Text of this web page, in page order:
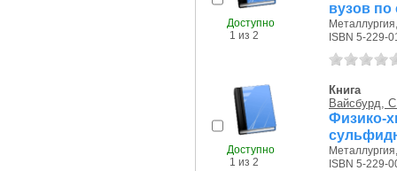
Доступно
1 из 2
вузов по
ISBN 5-229-
Доступно
1 из 2
Книга
Вайсбурд,
Физико-
ISBN 5-229-